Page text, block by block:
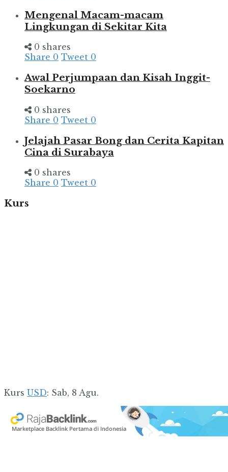
Mengenal Macam-macam
Lingkungan di Sekitar Kita
0 shares
Share 0 Tweet 0
Awal Perjumpaan dan Kisah Inggit-
Soekarno
0 shares
Share 0 Tweet 0
Jelajah Pasar Bong dan Cerita Kapitan
Cina di Surabaya
0 shares
Share 0 Tweet 0
Kurs
Kurs USD: Sab, 8 Agu.